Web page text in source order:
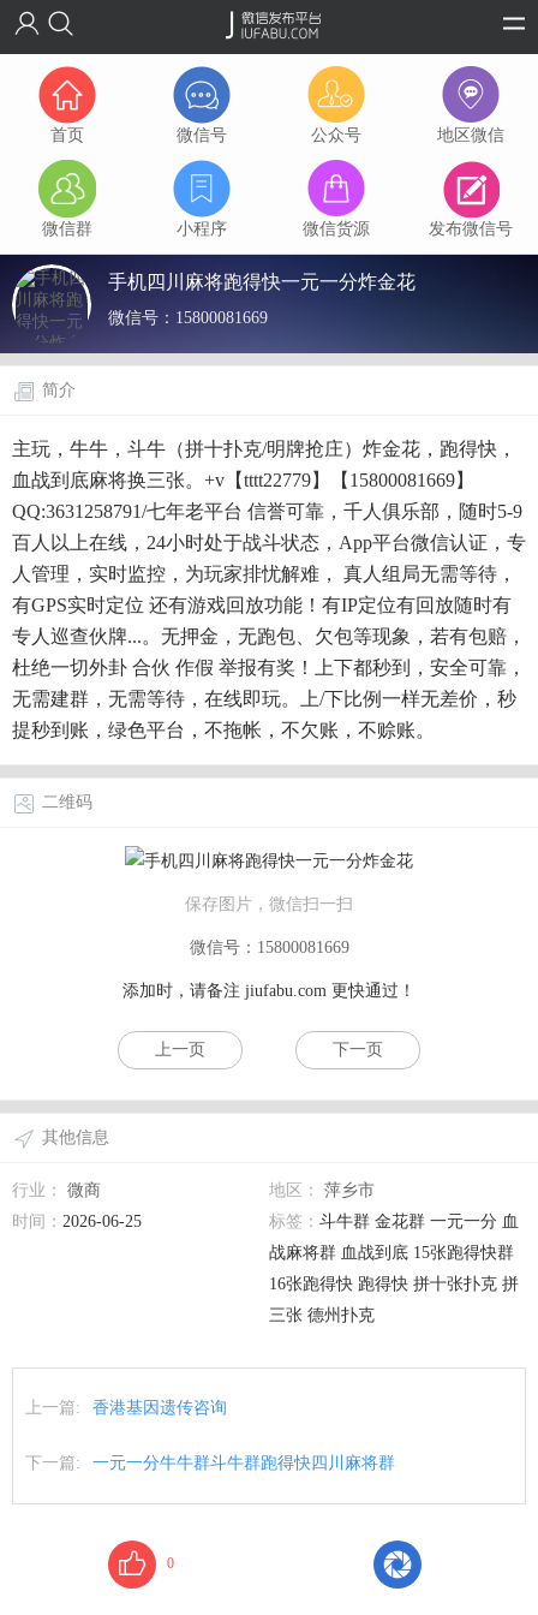
首页 微信号 公众号 地区微信
微信群 小程序 微信货源 发布微信号
手机四川麻将跑得快一元一分炸金花
微信号： 15800081669
简介
主玩，牛牛，斗牛（拼十扑克/明牌抢庄）炸金花，跑得快，
血战到底麻将换三张。+v【tttt22779】【15800081669】
QQ:3631258791/七年老平台 信誉可靠，千人俱乐部，随时5-9
百人以上在线，24小时处于战斗状态，App平台微信认证，专
人管理，实时监控，为玩家排忧解难， 真人组局无需等待，
有GPS实时定位 还有游戏回放功能！有IP定位有回放随时有
专人巡查伙牌...。无押金，无跑包、欠包等现象，若有包赔，
杜绝一切外卦 合伙 作假 举报有奖！上下都秒到，安全可靠，
无需建群，无需等待，在线即玩。上/下比例一样无差价，秒
提秒到账，绿色平台，不拖帐，不欠账，不赊账。
二维码
保存图片，微信扫一扫
微信号：15800081669
添加时，请备注 jiufabu.com 更快通过！
上一页 下一页
其他信息
行业： 微商 地区：
萍乡市
时间： 2026-06-25 标签： 斗牛群 金花群 一元一分 血
战麻将群 血战到底 15张跑得快群
16张跑得快 跑得快 拼十张扑克 拼
三张 德州扑克
上一篇: 香港基因遗传咨询
下一篇: 一元一分牛牛群斗牛群跑得快四川麻将群
0